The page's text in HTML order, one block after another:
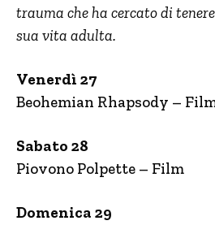
trauma che ha cercato di
sua vita adulta.
Venerdì 27
Beohemian Rhapsody –
Sabato 28
Piovono Polpette – Film
Domenica 29